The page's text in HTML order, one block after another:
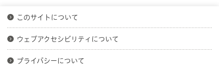
このサイトについて
ウェブアクセシビリティについて
プライバシーについて